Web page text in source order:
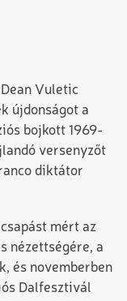
Vuletic
újdonságot a
bojkott 1969-
versenyzőt
diktátor
mért az
nézettségére, a
és novemberben
Dalfesztivál